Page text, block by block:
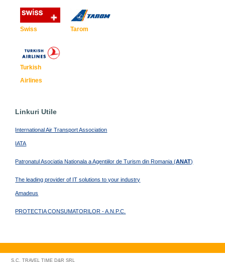
Swiss Tarom
Turkish
Airlines
Linkuri Utile
International Air Transport Association
IATA
Patronatul Asociatia Nationala a Agentiilor de Turism din Romania (ANAT)
The leading provider of IT solutions to your industry
Amadeus
PROTECTIA CONSUMATORILOR - A.N.P.C.
S.C. TRAVEL TIME D&R SRL